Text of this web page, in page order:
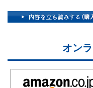
オン